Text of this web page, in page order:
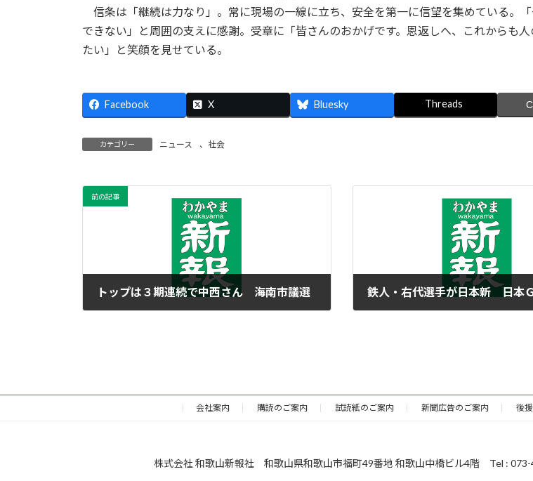
信条は「継続は力なり」。常に現場の一線に立ち、安全を第一に信望を集めている。
できない」と周囲の支えに感謝。受章に「皆さんのおかげです。恩返しへ、これからも人
たい」と笑顔を見せている。
Facebook X Bluesky Threads
カテゴリー ニュース 、 社会
前の記事
トップは３期連続で中西さん 海南市議選
会社案内 購読のご案内 試読紙のご案内 新聞広告のご案内 後
株式会社 和歌山新報社 和歌山県和歌山市福町49番地 和歌山中橋ビル4階 Tel :